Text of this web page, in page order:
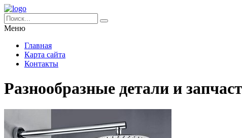
Меню
Главная
Карта сайта
Контакты
Разнообразные детали и